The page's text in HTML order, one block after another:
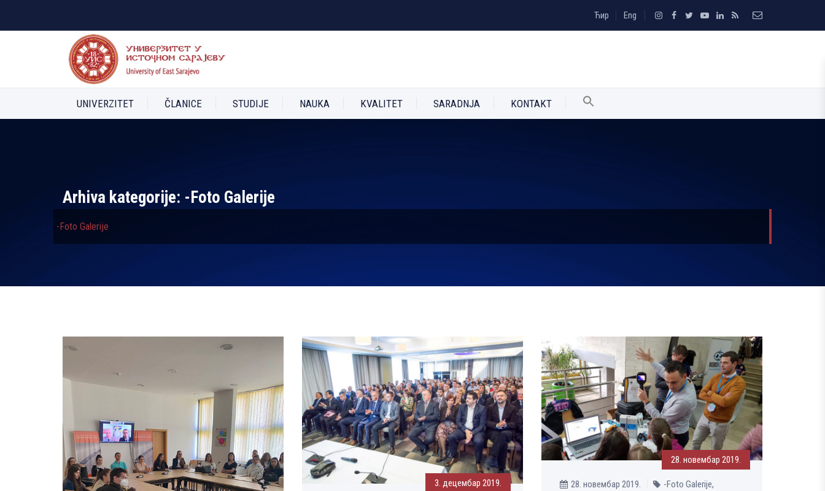
Ћир Eng
UNIVERZITET ČLANICE STUDIJE NAUKA KVALITET SARADNJA KONTAKT
Arhiva kategorije: -Foto Galerije
-Foto Galerije
3. децембар 2019.
28. новембар 2019.
28. новембар 2019.
-Foto Galerije,